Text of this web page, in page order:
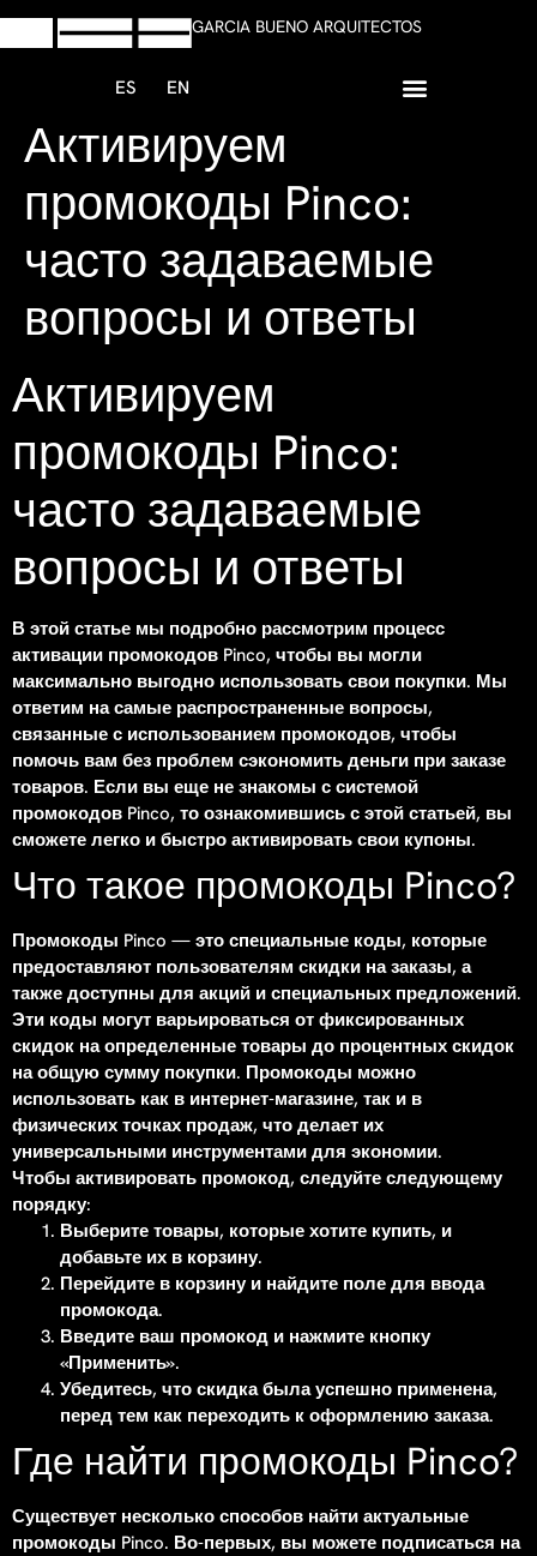
GARCIA BUENO ARQUITECTOS
ES EN
Активируем
промокоды Pinco:
часто задаваемые
вопросы и ответы
Активируем
промокоды Pinco:
часто задаваемые
вопросы и ответы
В этой статье мы подробно рассмотрим процесс
активации промокодов Pinco, чтобы вы могли
максимально выгодно использовать свои покупки. Мы
ответим на самые распространенные вопросы,
связанные с использованием промокодов, чтобы
помочь вам без проблем сэкономить деньги при заказе
товаров. Если вы еще не знакомы с системой
промокодов Pinco, то ознакомившись с этой статьей, вы
сможете легко и быстро активировать свои купоны.
Что такое промокоды Pinco?
Промокоды Pinco — это специальные коды, которые
предоставляют пользователям скидки на заказы, а
также доступны для акций и специальных предложений.
Эти коды могут варьироваться от фиксированных
скидок на определенные товары до процентных скидок
на общую сумму покупки. Промокоды можно
использовать как в интернет-магазине, так и в
физических точках продаж, что делает их
универсальными инструментами для экономии.
Чтобы активировать промокод, следуйте следующему
порядку:
Выберите товары, которые хотите купить, и
добавьте их в корзину.
Перейдите в корзину и найдите поле для ввода
промокода.
Введите ваш промокод и нажмите кнопку
«Применить».
Убедитесь, что скидка была успешно применена,
перед тем как переходить к оформлению заказа.
Где найти промокоды Pinco?
Существует несколько способов найти актуальные
промокоды Pinco. Во-первых, вы можете подписаться на